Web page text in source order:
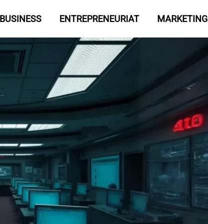
BUSINESS ENTREPRENEURIAT MARKETING